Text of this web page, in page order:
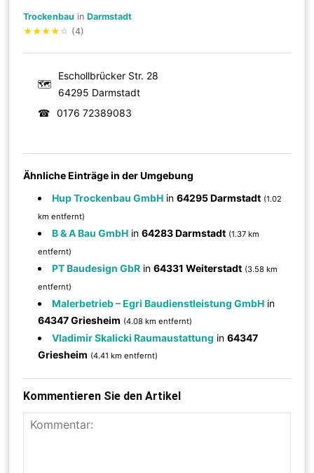
Trockenbau inDarmstadt
★★★★ ☆ (4)
🗺
Eschollbrücker Str. 28
64295 Darmstadt
☎
0176 72389083
Ähnliche Einträge in der Umgebung
Hup Trockenbau GmbH in64295 Darmstadt (1.02
km entfernt)
B & A Bau GmbH in64283 Darmstadt (1.37 km
entfernt)
PT Baudesign GbR in64331 Weiterstadt (3.58 km
entfernt)
Malerbetrieb – Egri Baudienstleistung GmbH in
64347 Griesheim (4.08 km entfernt)
Vladimir Skalicki Raumaustattung in64347
Griesheim (4.41 km entfernt)
Kommentieren Sie den Artikel